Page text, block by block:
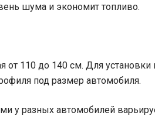
шума и экономит топливо.
от 110 до 140 см. Для установки
под размер автомобиля.
у разных автомобилей